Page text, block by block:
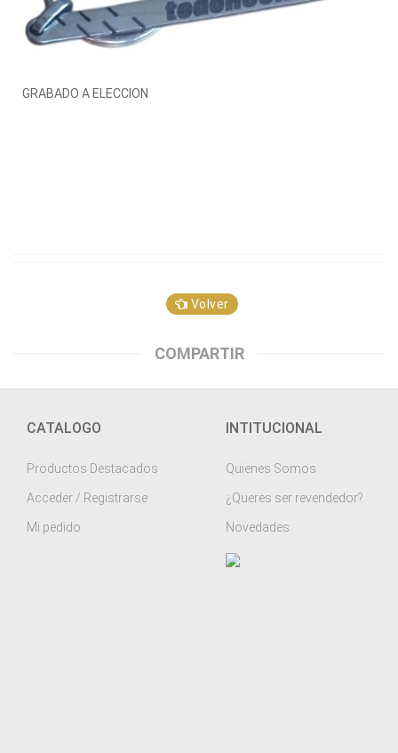
GRABADO A ELECCION
Volver
COMPARTIR
CATALOGO
Productos Destacados
Acceder / Registrarse
Mi pedido
INTITUCIONAL
Quienes Somos
¿Queres ser revendedor?
Novedades